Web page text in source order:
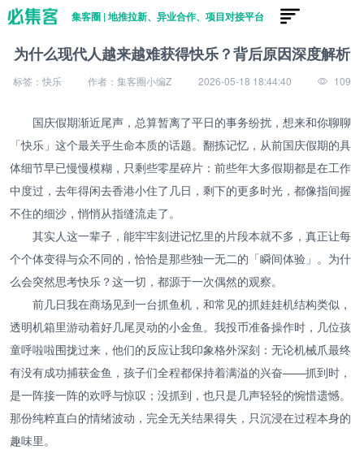
集客圈 | 地推拉新、异业合作、项目对接平台
为什么现代人越来越难获得快乐？背后原因深度解析
标签：快乐 作者：集客圈小编Z 2026-05-18 18:44:40 109
国庆假期渐近尾声，总算暂离了平日的事务纷扰，想来和你聊聊
「快乐」这个最关乎生命本质的话题。翻拣记忆，从前国庆假期的具
体细节早已慢慢模糊，只剩些零星碎片：前些年大多假期都是在工作
中度过，去年得闲去香港小住了几日，剩下的更多时光，都像指间握
不住的细沙，悄悄从指缝流走了。
其实人这一辈子，能牢牢刻进记忆里的片段本就不多，真正让每
个个体变得与众不同的，恰恰是那些独一无二的「瞬间体验」。为什
么会突然思考快乐？这一切，都源于一次偶然的观察。
前几日我在商场见到一台抓鱼机，和常见的抓娃娃机结构类似，
透明机箱里游动着好几尾灵动的小金鱼。我投币准备操作时，几位孩
童呼啦啦围拢过来，他们的反应让我印象格外深刻：无论机械爪最终
有没有成功捕获金鱼，孩子们全程都保持着满溢的兴奋——抓到时，
是一阵接一阵的欢呼与惊叹；没抓到，也只是几声轻轻的惋惜遗憾。
那份纯粹直白的情绪波动，完全无关结果得失，只沉浸在过程本身的
趣味里。